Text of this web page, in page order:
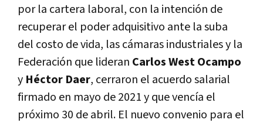
por la cartera laboral, con la intención de
recuperar el poder adquisitivo ante la suba
del costo de vida, las cámaras industriales y la
Federación que lideran Carlos West Ocampo
y Héctor Daer, cerraron el acuerdo salarial
firmado en mayo de 2021 y que vencía el
próximo 30 de abril. El nuevo convenio para el